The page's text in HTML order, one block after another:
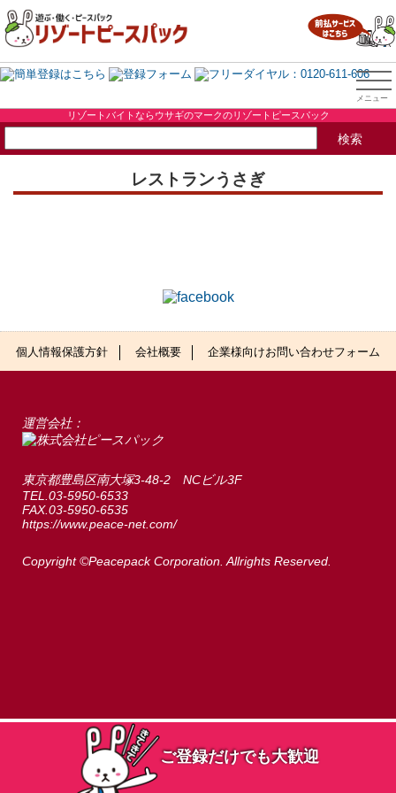
リゾートバイトならウサギのマークのリゾートピースパック
レストランうさぎ
個人情報保護方針 会社概要 企業様向けお問い合わせフォーム
運営会社：
東京都豊島区南大塚3-48-2 NCビル3F
TEL.03-5950-6533
FAX.03-5950-6535
https://www.peace-net.com/
Copyright ©Peacepack Corporation. Allrights Reserved.
ご登録だけでも大歓迎
ご登録だけでも大歓迎